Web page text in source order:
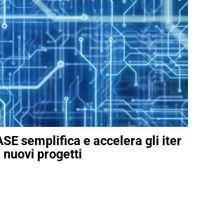
semplifica e accelera gli iter
progetti